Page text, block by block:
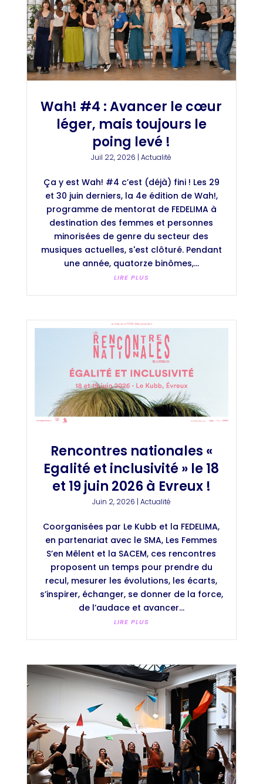
Wah! #4 : Avancer le cœur
léger, mais toujours le
poing levé !
Juil 22, 2026 |Actualité
Ça y est Wah! #4 c’est (déjà) fini ! Les 29
et 30 juin derniers, la 4e édition de Wah!,
programme de mentorat de FEDELIMA à
destination des femmes et personnes
minorisées de genre du secteur des
musiques actuelles, s'est clôturé. Pendant
une année, quatorze binômes,...
LIRE PLUS
Rencontres nationales «
Egalité et inclusivité » le 18
et 19 juin 2026 à Evreux !
Juin 2, 2026 | Actualité
Coorganisées par Le Kubb et la FEDELIMA,
en partenariat avec le SMA, Les Femmes
S’en Mêlent et la SACEM, ces rencontres
proposent un temps pour prendre du
recul, mesurer les évolutions, les écarts,
s’inspirer, échanger, se donner de la force,
de l’audace et avancer...
LIRE PLUS